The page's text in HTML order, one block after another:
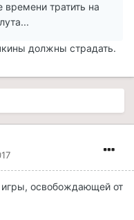
времени тратить на
должны страдать.
освобождающей от